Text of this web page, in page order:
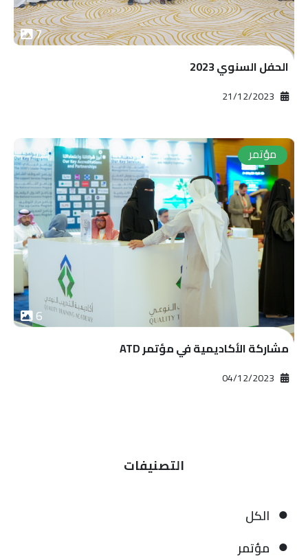
التصنيفات
الكل
مؤتمر
7
الحفل السنوي 2023
مؤتمر
6
مشاركة الأكاديمية في مؤتمر ATD